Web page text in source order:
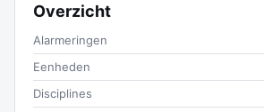
Overzicht
Alarmeringen
Eenheden
Disciplines